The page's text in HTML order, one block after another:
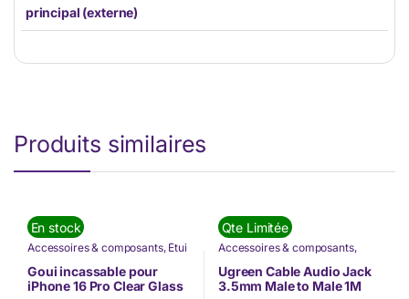
principal (externe)
Produits similaires
En stock
Accessoires & composants, Étui
Informatique,Nos Marques
Offres à ne pas rater,
TÉLÉPHONIE
Goui incassable pour
iPhone 16 Pro Clear Glass
Qte Limitée
Accessoires & composants,
Nos Marques,
Ugreen
Ugreen Cable Audio Jack
3.5mm Male to Male 1M